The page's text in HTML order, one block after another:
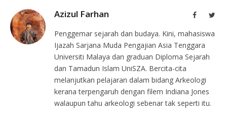
Azizul Farhan Facebook
Penggemar sejarah dan budaya. Kini, mahasiswa
Ijazah Sarjana Muda Pengajian Asia Tenggara
Universiti Malaya dan graduan Diploma Sejarah
dan Tamadun Islam UniSZA. Bercita-cita
melanjutkan pelajaran dalam bidang Arkeologi
kerana terpengaruh dengan filem Indiana Jones
walaupun tahu arkeologi sebenar tak seperti itu.